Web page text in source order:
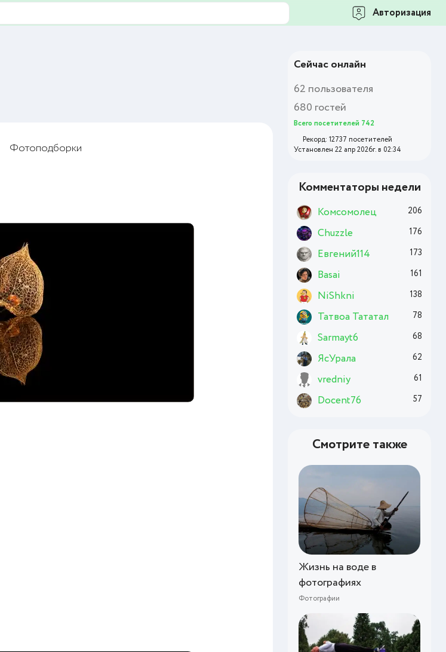
Авторизация
Сейчас онлайн
62 пользователя
680 гостей
Всего посетителей 742
Рекорд: 12737 посетителей
Установлен 22 апр 2026г. в 02:34
Комментаторы недели
Комсомолец 206
Chuzzle 176
Евгений114 173
Basai 161
NiShkni 138
Татвоа Тататал 78
Sarmayt6 68
ЯсУрала 62
vredniy 61
Docent76 57
Смотрите также
Жизнь на воде в
фотографиях
Фотографии
Фотоподборки